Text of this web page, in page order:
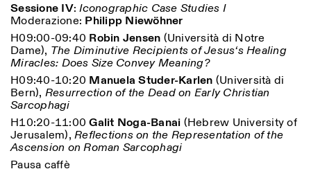
Sessione IV:Iconographic Case Studies I
Moderazione: Philipp Niewöhner
H09:00-09:40 Robin Jensen (Università di Notre
Dame), The Diminutive Recipients of Jesus‘s Healing
Miracles: Does Size Convey Meaning?
H09:40-10:20 Manuela Studer-Karlen (Università di
Bern), Resurrection of the Dead on Early Christian
Sarcophagi
H10:20-11:00Galit Noga-Banai (Hebrew University of
Jerusalem), Reflections on the Representation of the
Ascension on Roman Sarcophagi
Pausa caffè